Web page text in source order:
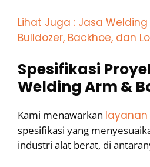
Lihat Juga : Jasa
Bulldozer, Backhoe, dan
Spesifikasi
Welding Arm &
Kami menawarkan
spesifikasi yang
industri alat berat, di